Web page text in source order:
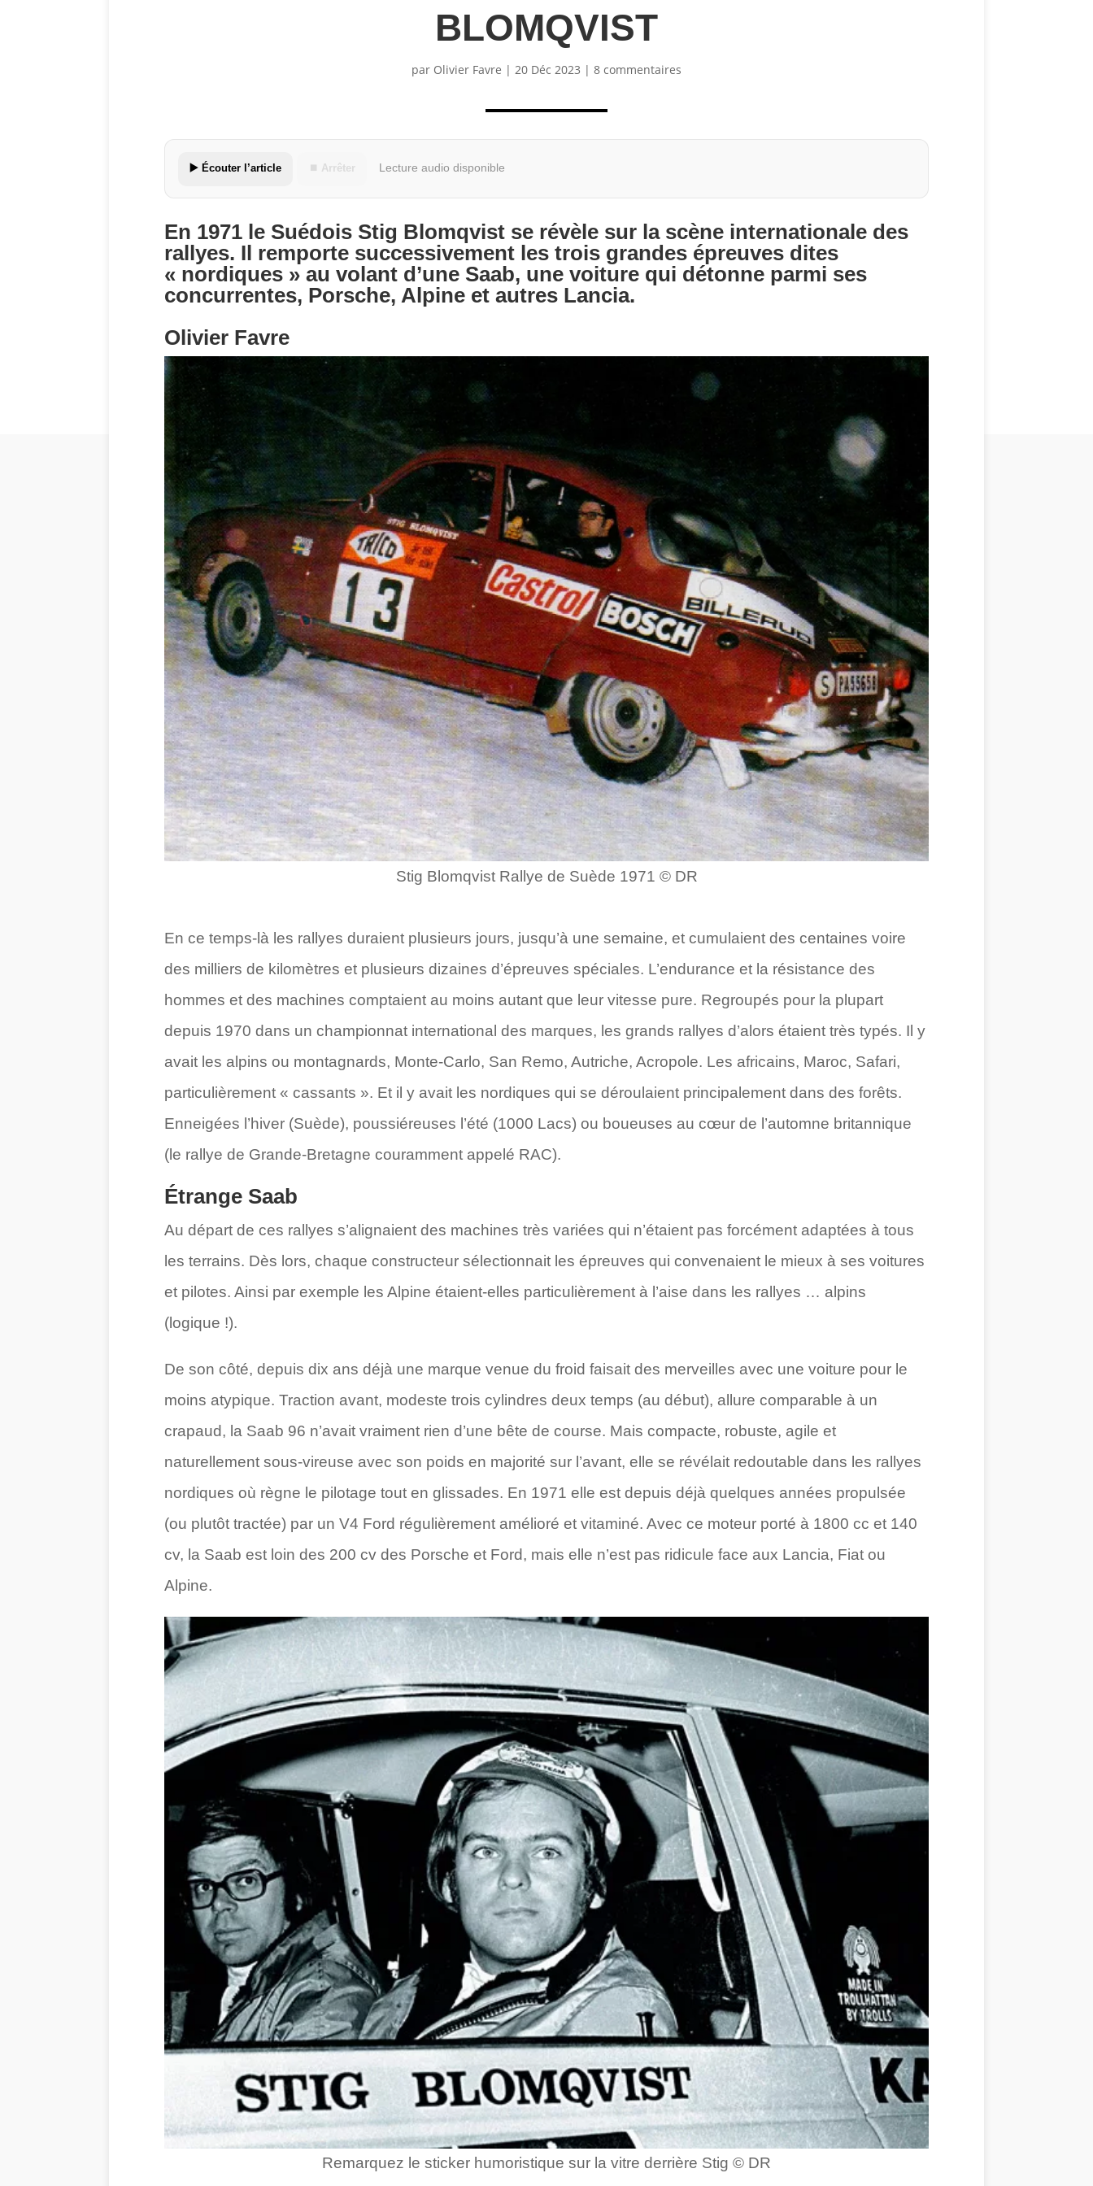
BLOMQVIST
par Olivier Favre | 20 Déc 2023 | 8 commentaires
▶️ Écouter l’article ⏹ Arrêter Lecture audio disponible
En 1971 le Suédois Stig Blomqvist se révèle sur la scène internationale des
rallyes. Il remporte successivement les trois grandes épreuves dites
« nordiques » au volant d’une Saab, une voiture qui détonne parmi ses
concurrentes, Porsche, Alpine et autres Lancia.
Olivier Favre
Stig Blomqvist Rallye de Suède 1971 © DR
En ce temps-là les rallyes duraient plusieurs jours, jusqu’à une semaine, et cumulaient des centaines voire
des milliers de kilomètres et plusieurs dizaines d’épreuves spéciales. L’endurance et la résistance des
hommes et des machines comptaient au moins autant que leur vitesse pure. Regroupés pour la plupart
depuis 1970 dans un championnat international des marques, les grands rallyes d’alors étaient très typés. Il y
avait les alpins ou montagnards, Monte-Carlo, San Remo, Autriche, Acropole. Les africains, Maroc, Safari,
particulièrement « cassants ». Et il y avait les nordiques qui se déroulaient principalement dans des forêts.
Enneigées l’hiver (Suède), poussiéreuses l’été (1000 Lacs) ou boueuses au cœur de l’automne britannique
(le rallye de Grande-Bretagne couramment appelé RAC).
Étrange Saab
Au départ de ces rallyes s’alignaient des machines très variées qui n’étaient pas forcément adaptées à tous
les terrains. Dès lors, chaque constructeur sélectionnait les épreuves qui convenaient le mieux à ses voitures
et pilotes. Ainsi par exemple les Alpine étaient-elles particulièrement à l’aise dans les rallyes … alpins
(logique !).
De son côté, depuis dix ans déjà une marque venue du froid faisait des merveilles avec une voiture pour le
moins atypique. Traction avant, modeste trois cylindres deux temps (au début), allure comparable à un
crapaud, la Saab 96 n’avait vraiment rien d’une bête de course. Mais compacte, robuste, agile et
naturellement sous-vireuse avec son poids en majorité sur l’avant, elle se révélait redoutable dans les rallyes
nordiques où règne le pilotage tout en glissades. En 1971 elle est depuis déjà quelques années propulsée
(ou plutôt tractée) par un V4 Ford régulièrement amélioré et vitaminé. Avec ce moteur porté à 1800 cc et 140
cv, la Saab est loin des 200 cv des Porsche et Ford, mais elle n’est pas ridicule face aux Lancia, Fiat ou
Alpine.
Remarquez le sticker humoristique sur la vitre derrière Stig © DR